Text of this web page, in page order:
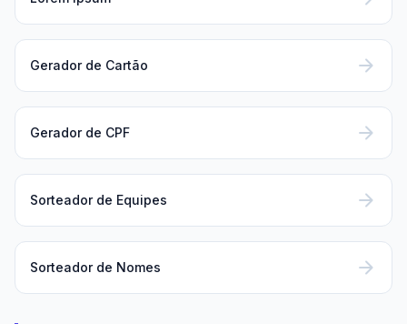
Gerador de Cartão arrow_forward
Gerador de CPF arrow_forward
Sorteador de Equipes arrow_forward
Sorteador de Nomes arrow_forward